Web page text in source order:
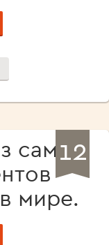
12
самых
мире.